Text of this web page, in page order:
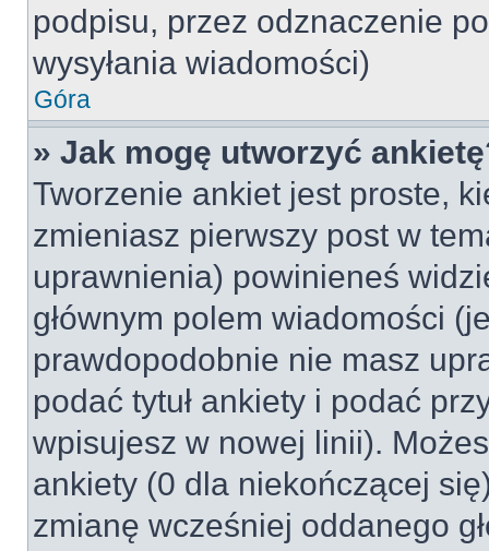
podpisu, przez odznaczenie
wysyłania wiadomości)
Góra
» Jak mogę utworzyć
Tworzenie ankiet jest proste,
zmieniasz pierwszy post w
uprawnienia) powinieneś
głównym polem wiadomości
prawdopodobnie nie masz
podać tytuł ankiety i podać
wpisujesz w nowej linii).
ankiety (0 dla niekończącej
zmianę wcześniej oddanego